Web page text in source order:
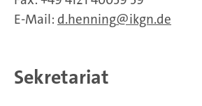
E-Mail: d.henning ikgn.de
Sekretariat